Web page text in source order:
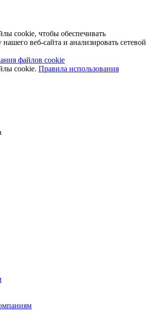
cookie, чтобы обеспечивать
веб-сайта и анализировать сетевой
файлов cookie
cookie. Правила использования